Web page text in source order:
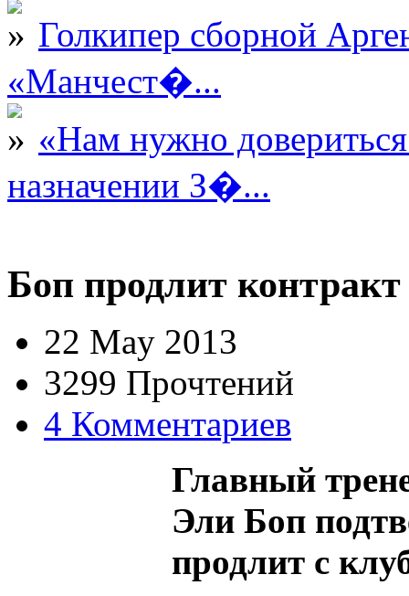
Голкипер сборной
«Манчест�...
«Нам нужно
назначении З�...
Боп продлит
22 May 2013
3299 Прочтений
4 Комментариев
Главный
Эли Боп
продлит с